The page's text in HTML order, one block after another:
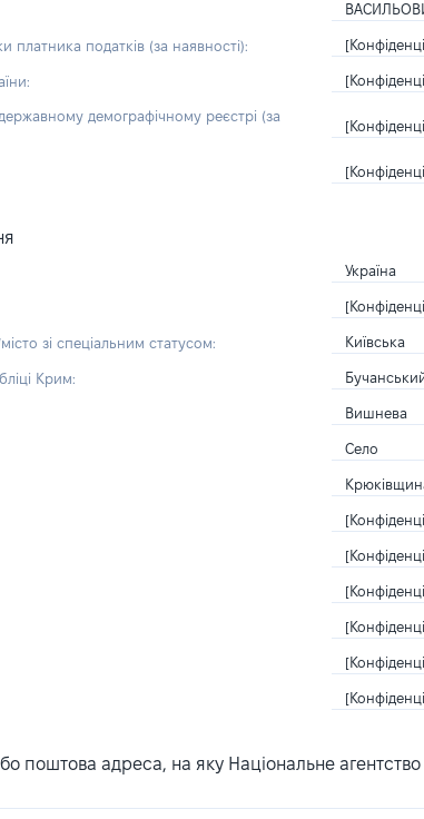
платника податків (за наявності):
демографічному реєстрі (за
Україна
зі спеціальним статусом: Київська
Крим:
Вишнева
Село
поштова адреса, на яку Національне